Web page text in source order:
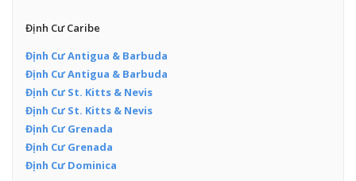
Định Cư Caribe
Định Cư Antigua & Barbuda
Định Cư Antigua & Barbuda
Định Cư St. Kitts & Nevis
Định Cư St. Kitts & Nevis
Định Cư Grenada
Định Cư Grenada
Định Cư Dominica